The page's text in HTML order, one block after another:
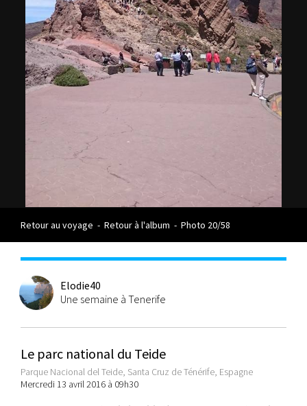
Retour au voyage - Retour à l'album - Photo 20/58
Elodie40
Une semaine à Tenerife
Le parc national du Teide
Parque Nacional del Teide, Santa Cruz de Ténérife, Espagne
Mercredi 13 avril 2016 à 09h30